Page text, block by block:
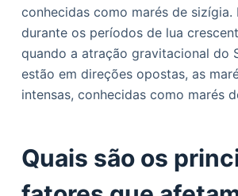
conhecidas como marés de sizígia.
durante os períodos de lua
quando a atração gravitacional do
estão em direções opostas, as
intensas, conhecidas como marés
Quais são os